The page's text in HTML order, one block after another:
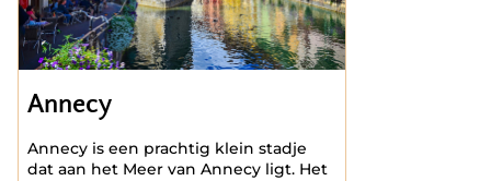
Annecy
Annecy is een prachtig klein stadje
dat aan het Meer van Annecy ligt. Het